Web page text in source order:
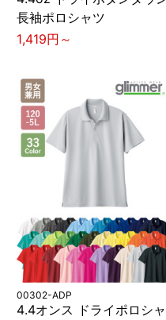
長袖ポロシャツ
1,419円～
00302-ADP
4.4オンス ドライポロシャ